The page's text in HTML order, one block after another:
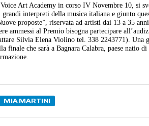
Art Academy in corso IV Novembre 10, si
interpreti della musica italiana e giunto
proposte”, riservata ad artisti dai 13 a 35
ammessi al Premio bisogna partecipare
Silvia Elena Violino tel. 338 2243771). Una
finale che sarà a Bagnara Calabra, paese natio
MIA MARTINI